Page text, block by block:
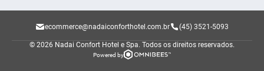
ecommerce@nadaiconforthotel.com.br (45) 3521-5093
© 2026 Nadai Confort Hotel e Spa. Todos os direitos reservados.
Powered by